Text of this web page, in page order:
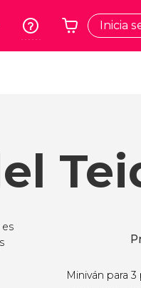
Tokio
Japón
Lisboa
Bruselas
Inicia
Miniván para